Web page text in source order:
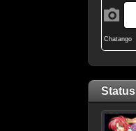
Status